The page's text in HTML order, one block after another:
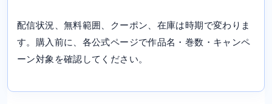
配信状況、無料範囲、クーポン、在庫は時期で変わりま
す。購入前に、各公式ページで作品名・巻数・キャンペ
ーン対象を確認してください。